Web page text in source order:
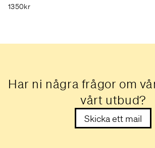
1350kr
Har ni några frågor om
vårt utbud?
Skicka ett mail